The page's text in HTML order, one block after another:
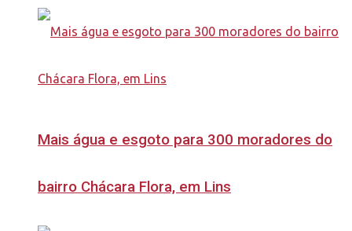
Mais água e esgoto para 300 moradores do
bairro Chácara Flora, em Lins